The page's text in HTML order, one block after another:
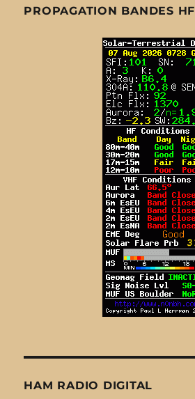
PROPAGATION BANDES HF
HAM RADIO DIGITAL